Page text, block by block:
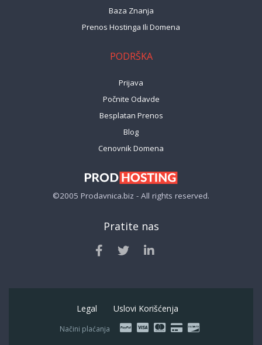
Baza Znanja
Prenos Hostinga Ili Domena
PODRŠKA
Prijava
Počnite Odavde
Besplatan Prenos
Blog
Cenovnik Domena
©2005 Prodavnica.biz - All rights reserved.
Pratite nas
Legal Uslovi Korišćenja
Načini plaćanja